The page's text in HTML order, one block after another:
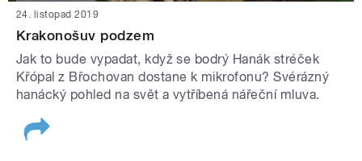
24. listopad 2019
Krakonošuv podzem
Jak to bude vypadat, když se bodrý Hanák stréček
Křópal z Břochovan dostane k mikrofonu? Svérázný
hanácký pohled na svět a vytříbená nářeční mluva.